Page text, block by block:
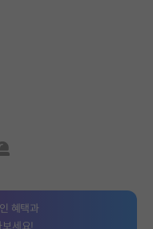
고하기
혜택과
세요!